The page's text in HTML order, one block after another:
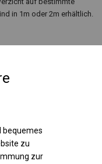
in 1m oder 2m erhältlich.
bequemes
zu
zur